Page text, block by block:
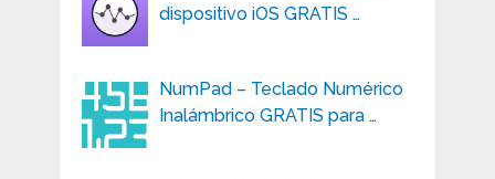
dispositivo iOS GRATIS …
NumPad – Teclado Numérico
Inalámbrico GRATIS para …